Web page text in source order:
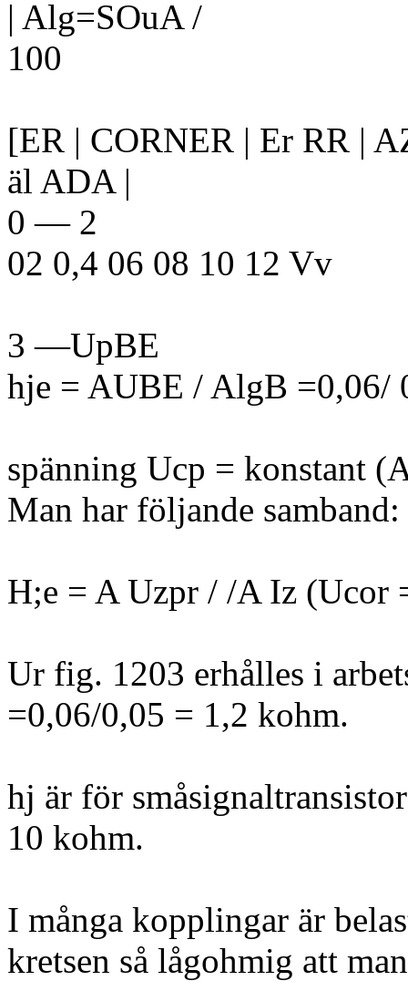
| Alg=SOuA /
100
[ER | CORNER | Er RR |
äl ADA |
0 — 2
02 0,4 06 08 10 12 Vv
3 —UpBE
hje = AUBE / AlgB =0,06/
spänning Ucp = konstant
Man har följande samband:
H;e = A Uzpr / /A Iz (Ucor
Ur fig. 1203 erhålles i
=0,06/0,05 = 1,2 kohm.
hj är för
10 kohm.
I många kopplingar är
kretsen så lågohmig att